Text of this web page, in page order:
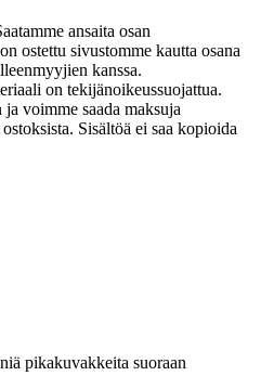
ansaita osan
ostettu sivustomme kautta osana
kanssa.
on tekijänoikeussuojattua.
voimme saada maksuja
Sisältöä ei saa kopioida
pikakuvakkeita suoraan